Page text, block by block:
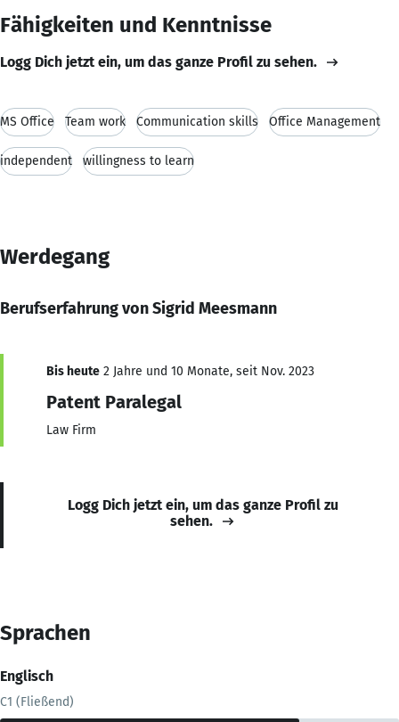
Fähigkeiten und Kenntnisse
Logg Dich jetzt ein, um das ganze Profil zu sehen.
MS Office Team work Communication skills Office Management
independent willingness to learn
Werdegang
Berufserfahrung von Sigrid Meesmann
Bis heute 2 Jahre und 10 Monate, seit Nov. 2023
Patent Paralegal
Law Firm
Logg Dich jetzt ein, um das ganze Profil zu
sehen.
Sprachen
Englisch
C1 (Fließend)